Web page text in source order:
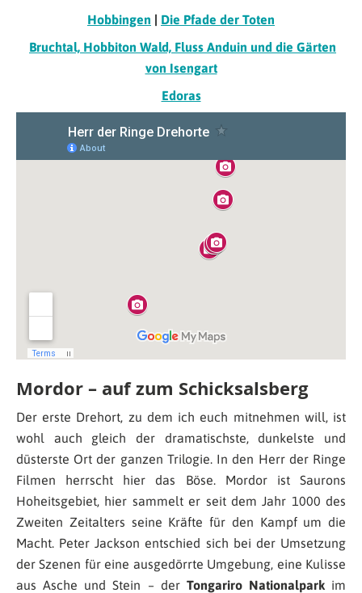
Hobbingen | Die Pfade der Toten
Bruchtal, Hobbiton Wald, Fluss Anduin und die Gärten
von Isengart
Edoras
Mordor – auf zum Schicksalsberg
Der erste Drehort, zu dem ich euch mitnehmen will, ist
wohl auch gleich der dramatischste, dunkelste und
düsterste Ort der ganzen Trilogie. In den Herr der Ringe
Filmen herrscht hier das Böse. Mordor ist Saurons
Hoheitsgebiet, hier sammelt er seit dem Jahr 1000 des
Zweiten Zeitalters seine Kräfte für den Kampf um die
Macht. Peter Jackson entschied sich bei der Umsetzung
der Szenen für eine ausgedörrte Umgebung, eine Kulisse
aus Asche und Stein – der Tongariro Nationalparkim